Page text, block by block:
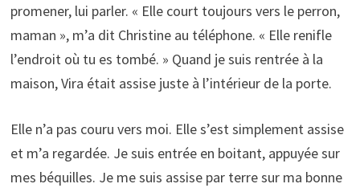
promener, lui parler. « Elle court toujours vers le perron,
maman », m’a dit Christine au téléphone. « Elle renifle
l’endroit où tu es tombé. » Quand je suis rentrée à la
maison, Vira était assise juste à l’intérieur de la porte.
Elle n’a pas couru vers moi. Elle s’est simplement assise
et m’a regardée. Je suis entrée en boitant, appuyée sur
mes béquilles. Je me suis assise par terre sur ma bonne